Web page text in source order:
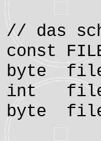
// das
const
byte
int
byte